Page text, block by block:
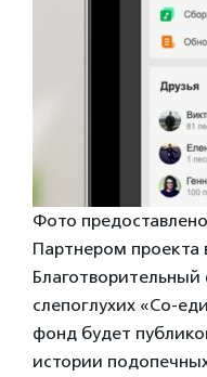
Фото
Партнером проекта
слепоглухих «Со-
фонд будет
истории